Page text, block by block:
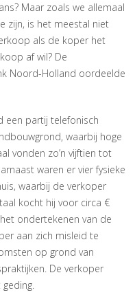
Maar zoals we allemaal
zijn, is het meestal niet
als de koper het
af wil? De
Noord-Holland oordeelde
een partij telefonisch
waarbij hoge
vonden zo’n vijftien tot
waren er vier fysieke
waarbij de verkoper
kocht hij voor circa €
ondertekenen van de
aan zich misleid te
op grond van
De verkoper